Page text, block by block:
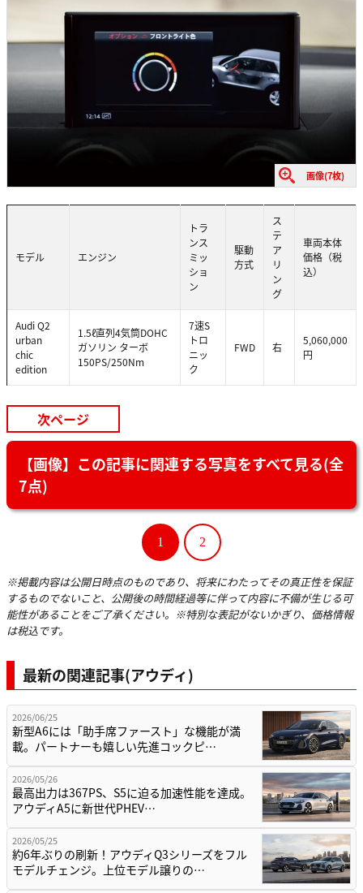
画像(7枚)
モデル エンジン
トラ
ンス
ミッ
ショ
ン
駆動
方式
ス
テ
ア
リ
ン
グ
車両本体
価格（税
込）
Audi Q2
urban
chic
edition
1.5ℓ直列4気筒DOHC
ガソリン ターボ
150PS/250Nm
7速S
トロ
ニッ
ク
FWD 右
5,060,000
円
次ページ
【画像】この記事に関連する写真をすべて見る(全
7点)
1 2
※掲載内容は公開日時点のものであり、将来にわたってその真正性を保証
するものでないこと、公開後の時間経過等に伴って内容に不備が生じる可
能性があることをご了承ください。※特別な表記がないかぎり、価格情報
は税込です。
最新の関連記事(アウディ)
2026/06/25
新型A6には「助手席ファースト」な機能が満
載。パートナーも嬉しい先進コックピ…
2026/05/26
最高出力は367PS、S5に迫る加速性能を達成。
アウディA5に新世代PHEV…
2026/05/25
約6年ぶりの刷新！アウディQ3シリーズをフル
モデルチェンジ。上位モデル譲りの…